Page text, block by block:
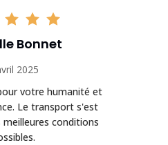
Bonnet
2025
votre humanité et
Le transport s'est
meilleures conditions